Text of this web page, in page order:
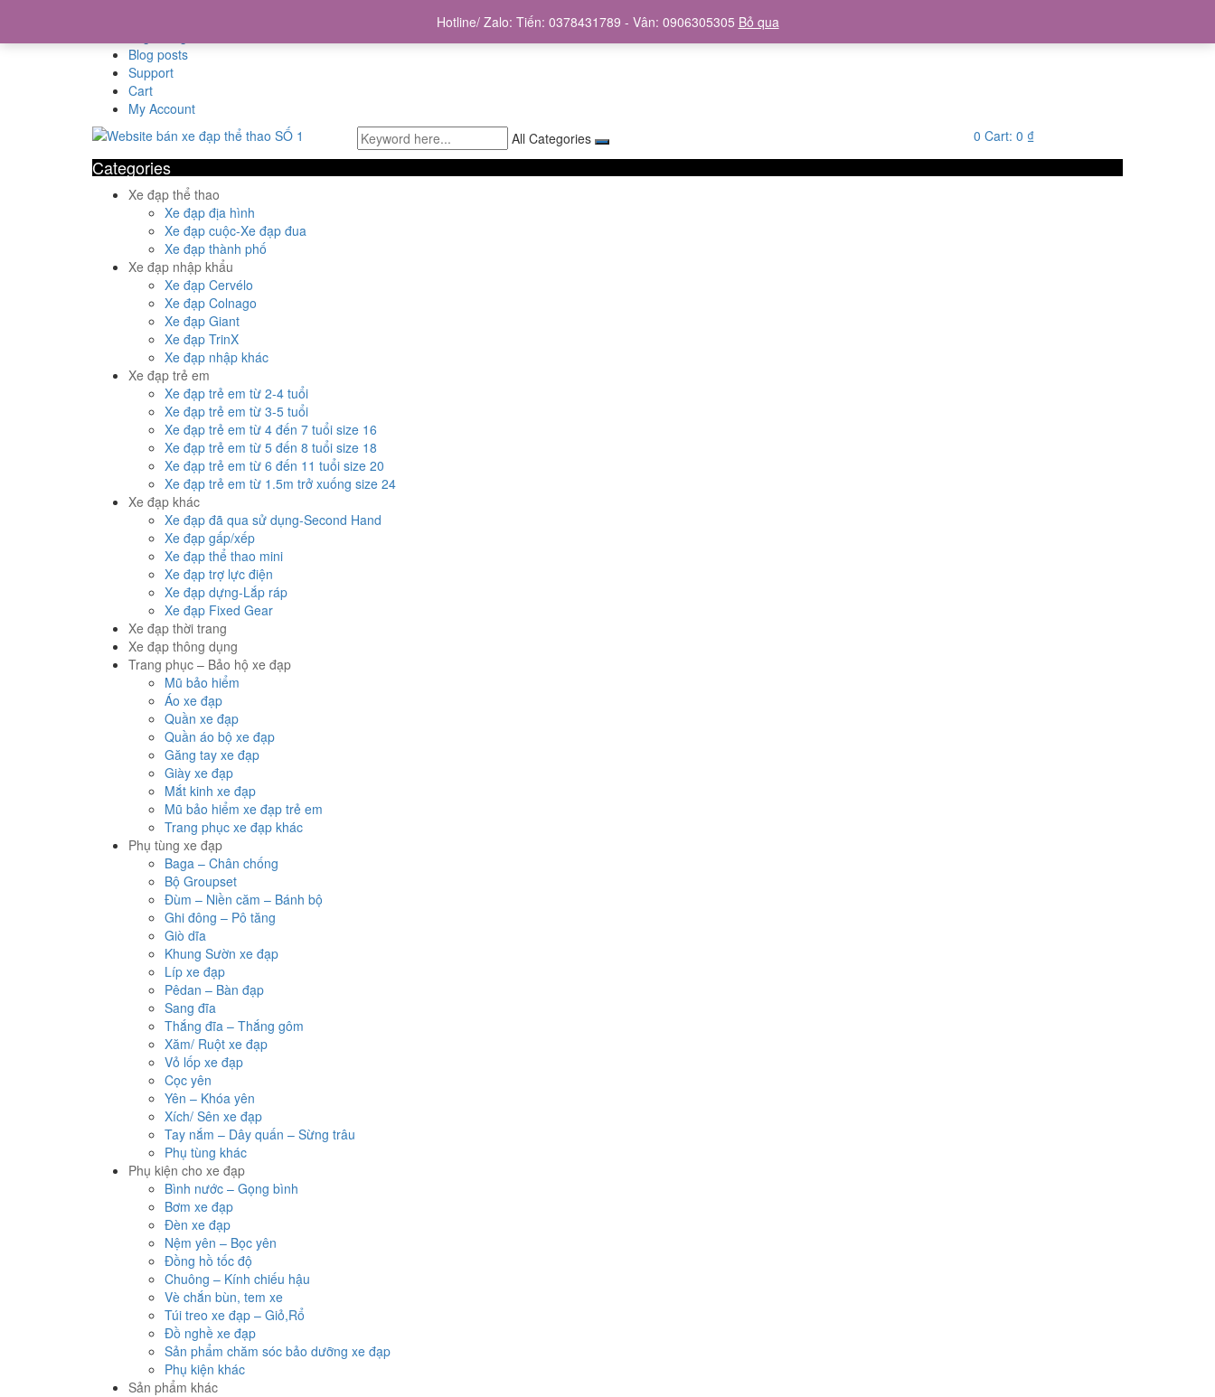
Blog posts
Support
Cart
My Account
All Categories
0 Cart: 0 ₫
Categories
Xe đạp thể thao
Xe đạp địa hình
Xe đạp cuộc-Xe đạp đua
Xe đạp thành phố
Xe đạp nhập khẩu
Xe đạp Cervélo
Xe đạp Colnago
Xe đạp Giant
Xe đạp TrinX
Xe đạp nhập khác
Xe đạp trẻ em
Xe đạp trẻ em từ 2-4 tuổi
Xe đạp trẻ em từ 3-5 tuổi
Xe đạp trẻ em từ 4 đến 7 tuổi size 16
Xe đạp trẻ em từ 5 đến 8 tuổi size 18
Xe đạp trẻ em từ 6 đến 11 tuổi size 20
Xe đạp trẻ em từ 1.5m trở xuống size 24
Xe đạp khác
Xe đạp đã qua sử dụng-Second Hand
Xe đạp gấp/xếp
Xe đạp thể thao mini
Xe đạp trợ lực điện
Xe đạp dựng-Lắp ráp
Xe đạp Fixed Gear
Xe đạp thời trang
Xe đạp thông dụng
Trang phục – Bảo hộ xe đạp
Mũ bảo hiểm
Áo xe đạp
Quần xe đạp
Quần áo bộ xe đạp
Găng tay xe đạp
Giày xe đạp
Mắt kinh xe đạp
Mũ bảo hiểm xe đạp trẻ em
Trang phục xe đạp khác
Phụ tùng xe đạp
Baga – Chân chống
Bộ Groupset
Đùm – Niền căm – Bánh bộ
Ghi đông – Pô tăng
Giò dĩa
Khung Sườn xe đạp
Líp xe đạp
Pêdan – Bàn đạp
Sang đĩa
Thắng đĩa – Thắng gôm
Xăm/ Ruột xe đạp
Vỏ lốp xe đạp
Cọc yên
Yên – Khóa yên
Xích/ Sên xe đạp
Tay nắm – Dây quấn – Sừng trâu
Phụ tùng khác
Phụ kiện cho xe đạp
Bình nước – Gọng bình
Bơm xe đạp
Đèn xe đạp
Nệm yên – Bọc yên
Đồng hồ tốc độ
Chuông – Kính chiếu hậu
Vè chắn bùn, tem xe
Túi treo xe đạp – Giỏ,Rổ
Đồ nghề xe đạp
Sản phẩm chăm sóc bảo dưỡng xe đạp
Phụ kiện khác
Sản phẩm khác
Hotline/ Zalo: Tiến: 0378431789 - Vân: 0906305305 Bỏ qua